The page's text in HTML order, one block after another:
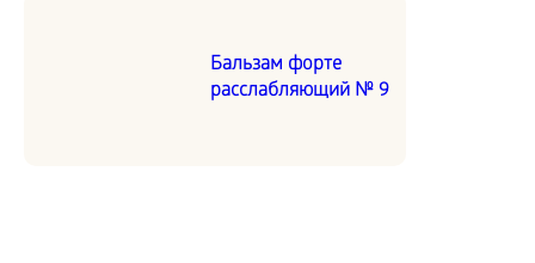
Бальзам форте
расслабляющий № 9